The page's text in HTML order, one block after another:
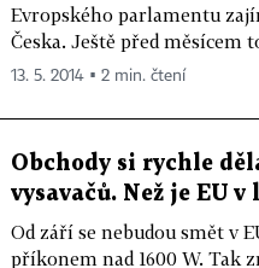
Evropského parlamentu
Česka. Ještě před měsícem
13. 5. 2014 ▪ 2 min. čtení
Obchody si rychle
vysavačů. Než je EU
Od září se nebudou smět v
příkonem nad 1600 W. Tak